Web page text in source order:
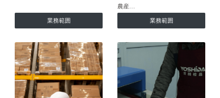
業務範囲
農産…
業務範囲